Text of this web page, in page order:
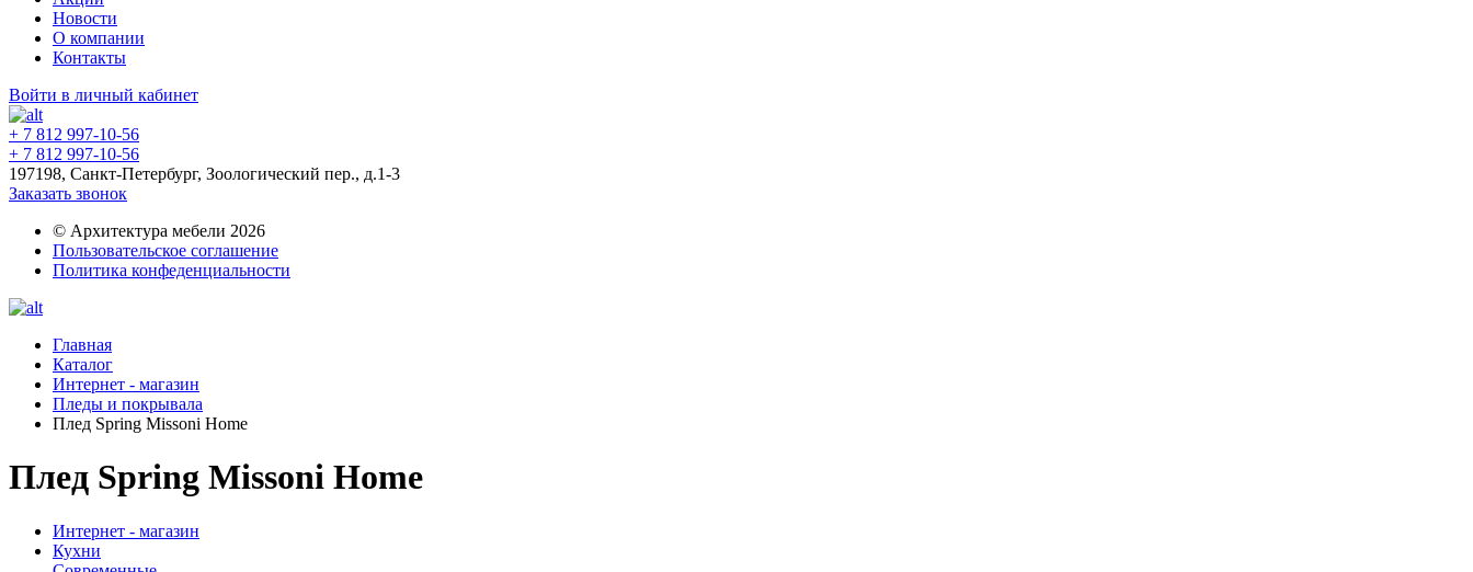
Новости
О компании
Контакты
Войти в личный кабинет
+ 7 812 997-10-56
+ 7 812 997-10-56
197198, Санкт-Петербург, Зоологический пер., д.1-3
Заказать звонок
© Архитектура мебели 2026
Пользовательское соглашение
Политика конфеденциальности
Главная
Каталог
Интернет - магазин
Пледы и покрывала
Плед Spring Missoni Home
Плед Spring Missoni Home
Интернет - магазин
Кухни